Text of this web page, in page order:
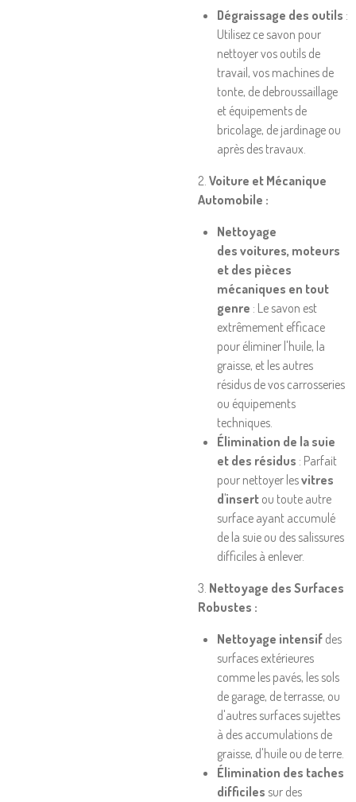
Dégraissage des outils :
Utilisez ce savon pour
nettoyer vos outils de
travail, vos machines de
tonte, de debroussaillage
et équipements de
bricolage, de jardinage ou
après des travaux.
2. Voiture et Mécanique
Automobile :
Nettoyage
des voitures, moteurs
et des pièces
mécaniques en tout
genre : Le savon est
extrêmement efficace
pour éliminer l'huile, la
graisse, et les autres
résidus de vos carrosseries
ou équipements
techniques.
Élimination de la suie
et des résidus : Parfait
pour nettoyer lesvitres
d'insert ou toute autre
surface ayant accumulé
de la suie ou des salissures
difficiles à enlever.
3. Nettoyage des Surfaces
Robustes :
Nettoyage intensif des
surfaces extérieures
comme les pavés, les sols
de garage, de terrasse, ou
d'autres surfaces sujettes
à des accumulations de
graisse, d'huile ou de terre.
Élimination des taches
difficiles sur des